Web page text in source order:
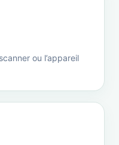
ou l’appareil